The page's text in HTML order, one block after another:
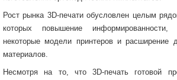
Рост рынка 3D-печати обусловлен целым
которых повышение
некоторые модели принтеров и расширение
материалов.
Несмотря на то, что 3D-печать готовой